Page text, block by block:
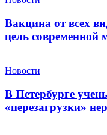
Вакцина от всех
цель современной
Новости
В Петербурге
«перезагрузки»